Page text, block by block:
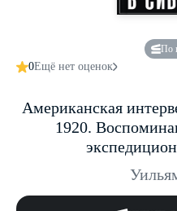
По
0Ещё нет оценок
Американская
1920.